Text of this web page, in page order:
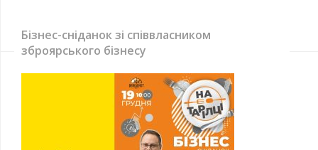
Бізнес-сніданок зі співвласником
зброярського бізнесу